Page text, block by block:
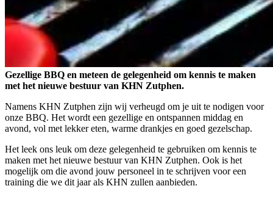
Gezellige BBQ en meteen de gelegenheid om kennis te maken
met het nieuwe bestuur van KHN Zutphen.
Namens KHN Zutphen zijn wij verheugd om je uit te nodigen voor
onze BBQ. Het wordt een gezellige en ontspannen middag en
avond, vol met lekker eten, warme drankjes en goed gezelschap.
Het leek ons leuk om deze gelegenheid te gebruiken om kennis te
maken met het nieuwe bestuur van KHN Zutphen. Ook is het
mogelijk om die avond jouw personeel in te schrijven voor een
training die we dit jaar als KHN zullen aanbieden.